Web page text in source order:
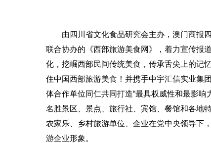
由四川省文化食品研究会主办，澳门商报
联合协办的《西部旅游美食网》，着力宣传报
化，挖崛西部民间传统美食，传承舌尖上的记
住中国西部旅游美食！ 并携手中宇汇信实业集
体合作单位同仁共同打造“最具权威性和最影响
名胜景区、景点、旅行社、宾馆、餐馆和各地
农家乐、乡村旅游单位、企业在党中央领导下
游企业形象。